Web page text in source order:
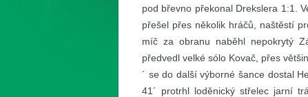
pod břevno překonal Drekslera 1:1.
přešel přes několik hráčů, naštěstí
míč za obranu naběhl nepokrytý
předvedl velké sólo Kovač, přes
´ se do další výborné šance dostal
41´ protrhl loděnický střelec jarní